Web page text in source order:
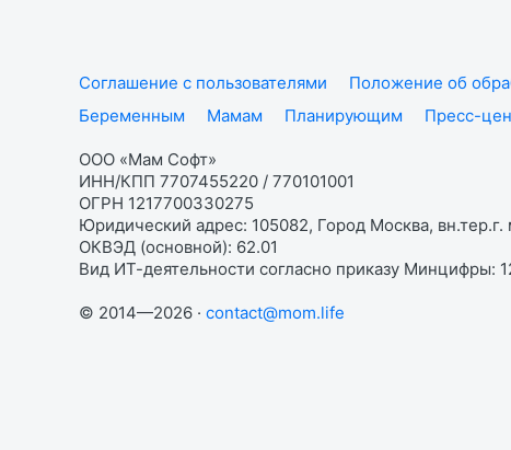
Соглашение с пользователями Положение об
Беременным
Мамам Планирующим Пресс-
ООО «Мам Софт»
ИНН/КПП 7707455220 / 770101001
ОГРН 1217700330275
Юридический адрес: 105082, Город Москва,
ОКВЭД (основной): 62.01
Вид ИТ-деятельности согласно приказу Минцифры:
© 2014—2026 · contact@mom.life